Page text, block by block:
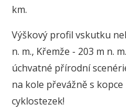
km.
Výškový profil vskutku
n. m., Křemže - 203 m n.
úchvatné přírodní
na kole převážně s
cyklostezek!